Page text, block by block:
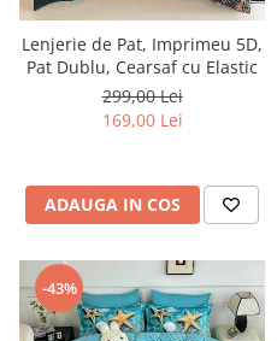
Lenjerie de Pat, Imprimeu 5D,
Pat Dublu, Cearsaf cu Elastic
299,00 Lei
169,00 Lei
ADAUGA IN COS
-43%